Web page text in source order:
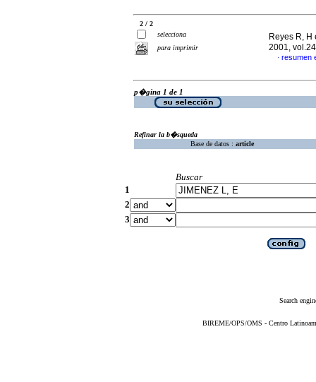
2 / 2
selecciona
para imprimir
Reyes R, H
2001,
· resumen
p�gina 1 de 1
Refinar la b�squeda
Base de datos : article
Buscar
1
2
3
Search
BIREME/OPS/OMS - Centro